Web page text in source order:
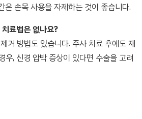
은 손목 사용을 자제하는 것이 좋습니다.
료법은 없나요?
거 방법도 있습니다. 주사 치료 후에도 재
우, 신경 압박 증상이 있다면 수술을 고려